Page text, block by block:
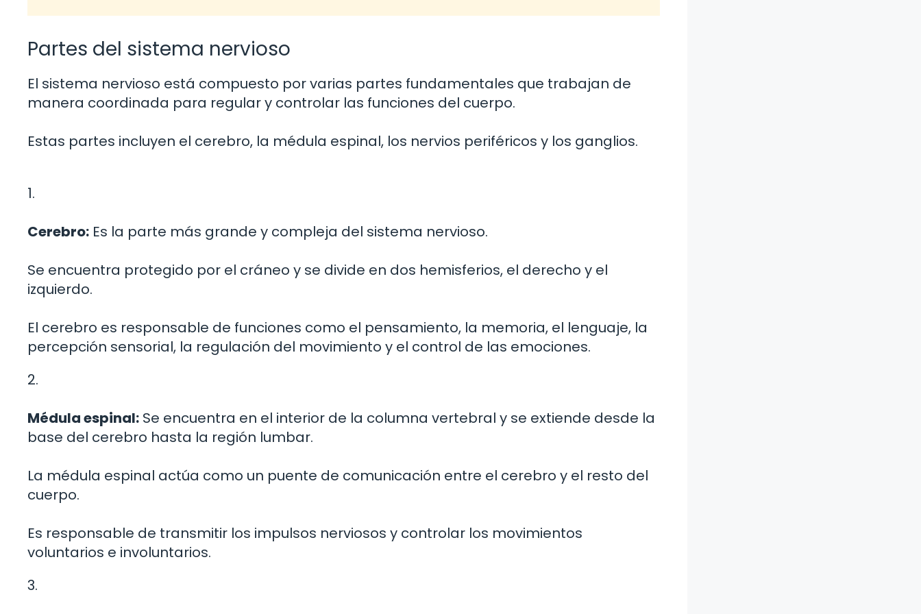
Partes del sistema nervioso
El sistema nervioso está compuesto por varias partes fundamentales que trabajan de
manera coordinada para regular y controlar las funciones del cuerpo.
Estas partes incluyen el cerebro, la médula espinal, los nervios periféricos y los ganglios.
1.
Cerebro: Es la parte más grande y compleja del sistema nervioso.
Se encuentra protegido por el cráneo y se divide en dos hemisferios, el derecho y el
izquierdo.
El cerebro es responsable de funciones como el pensamiento, la memoria, el lenguaje, la
percepción sensorial, la regulación del movimiento y el control de las emociones.
2.
Médula espinal: Se encuentra en el interior de la columna vertebral y se extiende desde la
base del cerebro hasta la región lumbar.
La médula espinal actúa como un puente de comunicación entre el cerebro y el resto del
cuerpo.
Es responsable de transmitir los impulsos nerviosos y controlar los movimientos
voluntarios e involuntarios.
3.